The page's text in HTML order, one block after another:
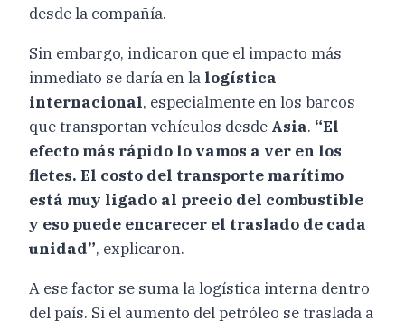
desde la compañía.
Sin embargo, indicaron que el impacto más
inmediato se daría en la logística
internacional, especialmente en los barcos
que transportan vehículos desde Asia. “El
efecto más rápido lo vamos a ver en los
fletes. El costo del transporte marítimo
está muy ligado al precio del combustible
y eso puede encarecer el traslado de cada
unidad”, explicaron.
A ese factor se suma la logística interna dentro
del país. Si el aumento del petróleo se traslada a